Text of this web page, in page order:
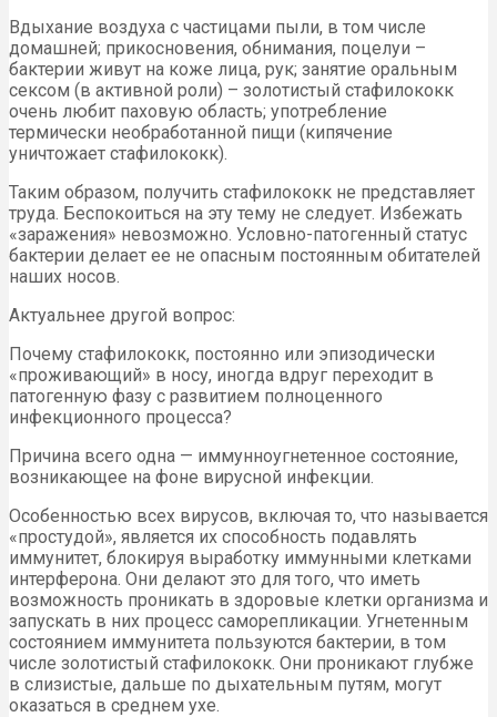
Вдыхание воздуха с частицами пыли, в том числе
домашней; прикосновения, обнимания, поцелуи –
бактерии живут на коже лица, рук; занятие оральным
сексом (в активной роли) – золотистый стафилококк
очень любит паховую область; употребление
термически необработанной пищи (кипячение
уничтожает стафилококк).
Таким образом, получить стафилококк не представляет
труда. Беспокоиться на эту тему не следует. Избежать
«заражения» невозможно. Условно-патогенный статус
бактерии делает ее не опасным постоянным обитателей
наших носов.
Актуальнее другой вопрос:
Почему стафилококк, постоянно или эпизодически
«проживающий» в носу, иногда вдруг переходит в
патогенную фазу с развитием полноценного
инфекционного процесса?
Причина всего одна — иммунноугнетенное состояние,
возникающее на фоне вирусной инфекции.
Особенностью всех вирусов, включая то, что называется
«простудой», является их способность подавлять
иммунитет, блокируя выработку иммунными клетками
интерферона. Они делают это для того, что иметь
возможность проникать в здоровые клетки организма и
запускать в них процесс саморепликации. Угнетенным
состоянием иммунитета пользуются бактерии, в том
числе золотистый стафилококк. Они проникают глубже
в слизистые, дальше по дыхательным путям, могут
оказаться в среднем ухе.